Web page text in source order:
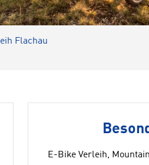
Flachau
E-Bike Verleih,